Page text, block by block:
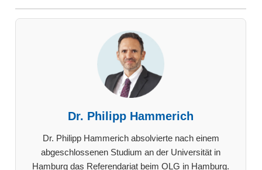
Dr. Philipp Hammerich
Dr. Philipp Hammerich absolvierte nach einem
abgeschlossenen Studium an der Universität in
Hamburg das Referendariat beim OLG in Hamburg.